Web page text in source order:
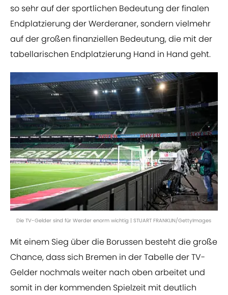
so sehr auf der sportlichen Bedeutung der finalen
Endplatzierung der Werderaner, sondern vielmehr
auf der großen finanziellen Bedeutung, die mit der
tabellarischen Endplatzierung Hand in Hand geht.
Die TV-Gelder sind für Werder enorm wichtig | STUART FRANKLIN/GettyImages
Mit einem Sieg über die Borussen besteht die große
Chance, dass sich Bremen in der Tabelle der TV-
Gelder nochmals weiter nach oben arbeitet und
somit in der kommenden Spielzeit mit deutlich